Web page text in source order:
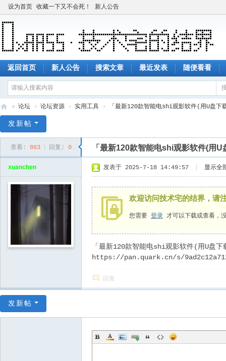
设为首页 收藏一下又不会死！ 新人公告
返回首页 新人公告 搜索文章 最近发表 随便看看
术
» 论坛 › 论坛资源 › 实用工具 › 「最新120款智能电shi观影软件(用U盘
发新帖
查看: 863 回复: 0 「最新120款智能电shi观影软件(用
xuanchen 发表于 2025-7-18 14:49:57 显示全
欢迎访问技术宅的结界，请
您需要 登录 才可以下载或查看，
「最新120款智能电shi观影软件(用U盘
https://pan.quark.cn/s/
回复
发新帖